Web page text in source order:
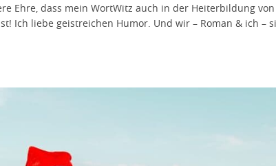
Ehre, dass mein WortWitz auch in der Heiterbildung
Ich liebe geistreichen Humor. Und wir – Roman & ich –